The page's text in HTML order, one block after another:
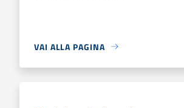
VAI ALLA PAGINA